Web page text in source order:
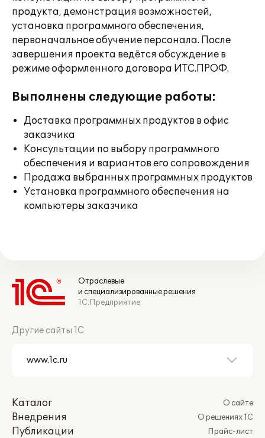
продукта, демонстрация возможностей,
установка программного обеспечения,
первоначальное обучение персонала. После
завершения проекта ведётся обсуждение в
режиме оформленного договора ИТС.ПРОФ.
Выполнены следующие работы:
Доставка программных продуктов в офис
заказчика
Консультации по выбору программного
обеспечения и вариантов его сопровождения
Продажа выбранных программных продуктов
Установка программного обеспечения на
компьютеры заказчика
Отраслевые
и специализированные решения
1С:Предприятие
Другие сайты 1С
Каталог
Внедрения
Публикации
О сайте
О решениях 1С
Прайс-лист